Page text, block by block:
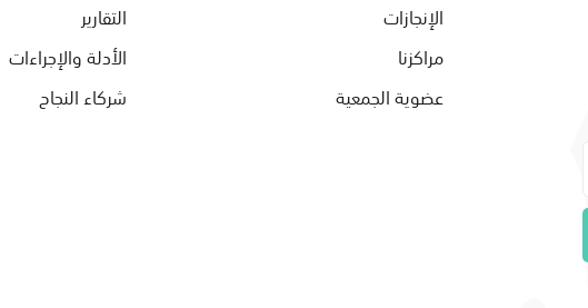
الإنجازات
مراكزنا
عضوية الجمعية
التقارير
الأدلة والإجراءات
شركاء النجاح